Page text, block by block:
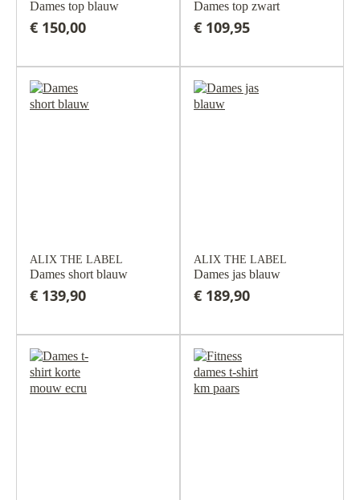
Dames top blauw
€ 150,00
Dames top zwart
€ 109,95
ALIX THE LABEL
Dames short blauw
€ 139,90
ALIX THE LABEL
Dames jas blauw
€ 189,90